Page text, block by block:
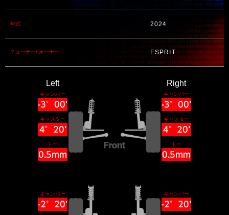
年式 2024
チューナー/ オーナー ESPRIT
Left
キャンバー
-3°00’
キャスター
4°20’
トー
0.5mm
キャンバー
-2°20’
Right
キャンバー
-3°00’
キャスター
4°20’
トー
0.5mm
キャンバー
-2°20’